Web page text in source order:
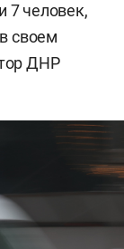
7 человек,
своем
ДНР